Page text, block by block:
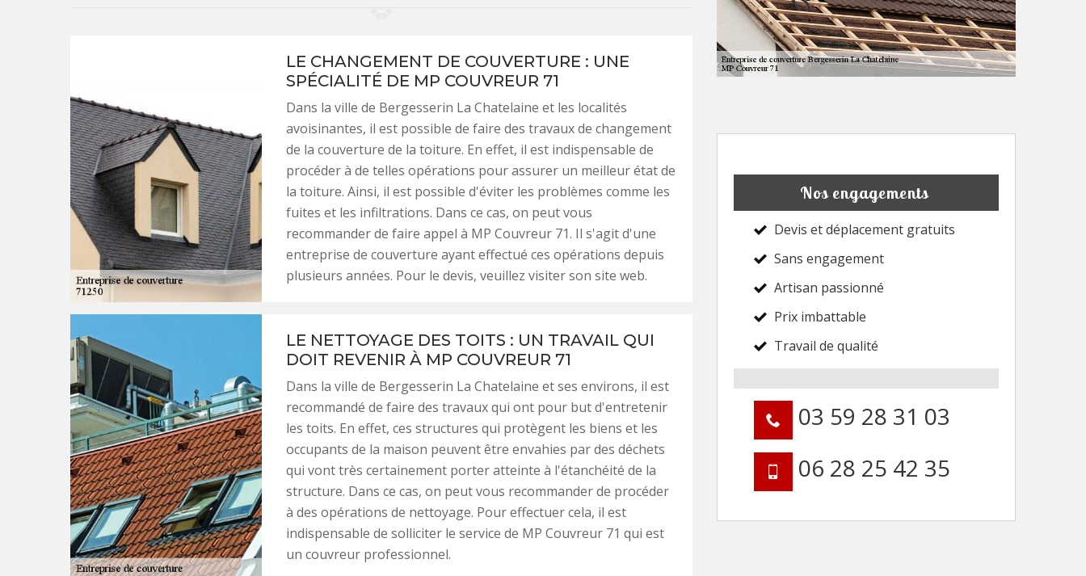
LE CHANGEMENT DE COUVERTURE : UNE
SPÉCIALITÉ DE MP COUVREUR 71
Dans la ville de Bergesserin La Chatelaine et les localités
avoisinantes, il est possible de faire des travaux de changement
de la couverture de la toiture. En effet, il est indispensable de
procéder à de telles opérations pour assurer un meilleur état de
la toiture. Ainsi, il est possible d'éviter les problèmes comme les
fuites et les infiltrations. Dans ce cas, on peut vous
recommander de faire appel à MP Couvreur 71. Il s'agit d'une
entreprise de couverture ayant effectué ces opérations depuis
plusieurs années. Pour le devis, veuillez visiter son site web.
LE NETTOYAGE DES TOITS : UN TRAVAIL QUI
DOIT REVENIR À MP COUVREUR 71
Dans la ville de Bergesserin La Chatelaine et ses environs, il est
recommandé de faire des travaux qui ont pour but d'entretenir
les toits. En effet, ces structures qui protègent les biens et les
occupants de la maison peuvent être envahies par des déchets
qui vont très certainement porter atteinte à l'étanchéité de la
structure. Dans ce cas, on peut vous recommander de procéder
à des opérations de nettoyage. Pour effectuer cela, il est
indispensable de solliciter le service de MP Couvreur 71 qui est
un couvreur professionnel.
Nos engagements
Devis et déplacement gratuits
Sans engagement
Artisan passionné
Prix imbattable
Travail de qualité
03 59 28 31 03
06 28 25 42 35